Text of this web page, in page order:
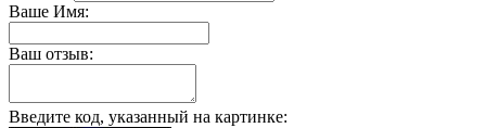
Ваше Имя:
Ваш отзыв:
Введите код, указанный на картинке: